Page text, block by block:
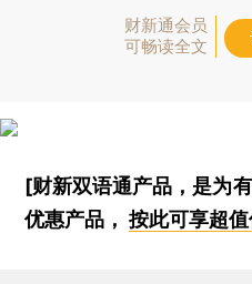
财新通会员
可畅读全文
[财新双语通产品，是为
优惠产品，按此可享超